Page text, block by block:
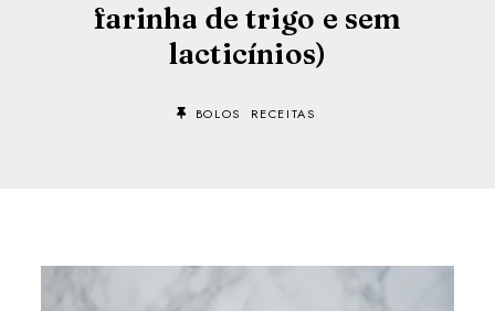
farinha de trigo e sem
lacticínios)
BOLOS RECEITAS